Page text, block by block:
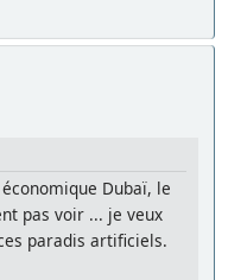
Dubaï, le
pas voir ... je veux
paradis artificiels.